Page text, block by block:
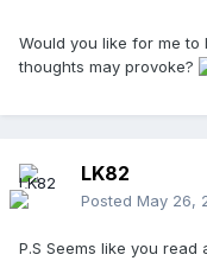
Would you like for me
thoughts may provoke?
LK82
Posted May 26,
P.S Seems like you